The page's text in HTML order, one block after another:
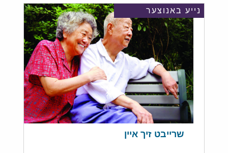
נייע באנוצער
שרייבט זיך איין